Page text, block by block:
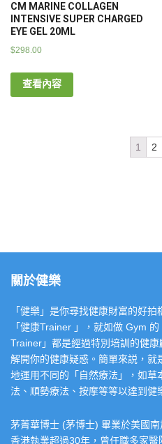
CM MARINE COLLAGEN
INTENSIVE SUPER CHARGED
EYE GEL 20ML
$298.00
查看內容
1 2
關於健樂
「健樂」是你尋找健康財富的好
「健康Trainer 」，就如做 Gym
Trainer」都是經過特別培訓的健
解開你的健康疑惑。簡單來説，就
地運用不同的「自然療法」，如
法、順勢療法、按摩等等以達到健
茅菁華博士 (茅博士) 畢業於美國
香港執業超過30年，曾任職多家醫